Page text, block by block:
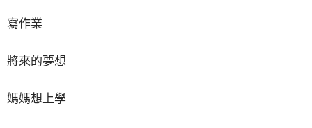
寫作業
將來的夢想
媽媽想上學